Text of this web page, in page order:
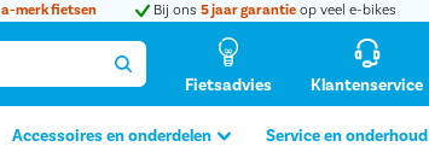
a-merk fietsen Bij ons 5 jaar garantie op veel e-bikes
Fietsadvies Klantenservice
Accessoires en onderdelen Service en onderhoud